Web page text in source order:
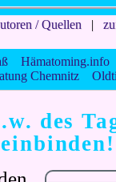
/ Quellen |
Hämatoming.info
Chemnitz
des
einbinden!